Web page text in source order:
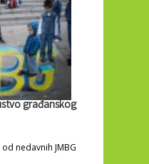
građanskog
nedavnih JMBG